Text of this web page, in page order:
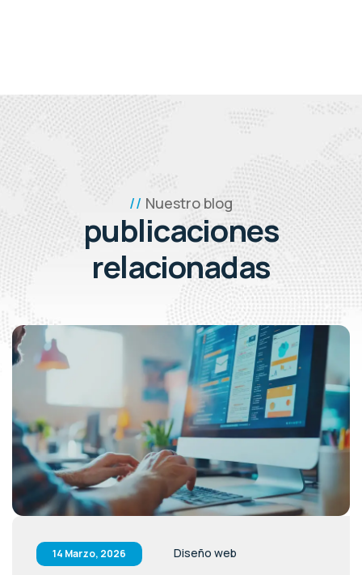
Nuestro blog
publicaciones
relacionadas
14 Marzo, 2026 Diseño web